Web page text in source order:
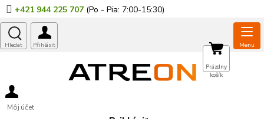
Prejsť
na
obsah
+421 944 225 707
Môj účet
NÁKUPNÝ
KOŠÍK
Prázdny
košík